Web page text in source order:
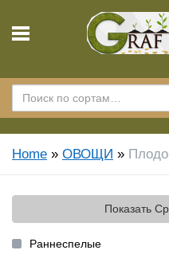
Home » ОВОЩИ »
Показать
Раннеспелые